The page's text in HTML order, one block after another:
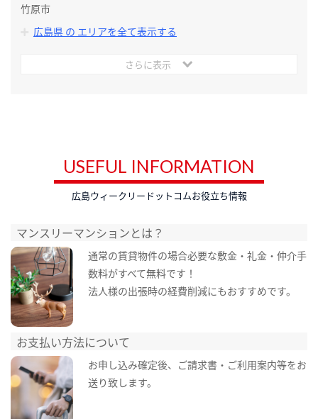
竹原市
広島県 の エリアを全て表示する
さらに表示
USEFUL INFORMATION
広島ウィークリードットコムお役立ち情報
マンスリーマンションとは？
通常の賃貸物件の場合必要な敷金・礼金・仲介手
数料がすべて無料です！
法人様の出張時の経費削減にもおすすめです。
お支払い方法について
お申し込み確定後、ご請求書・ご利用案内等をお
送り致します。